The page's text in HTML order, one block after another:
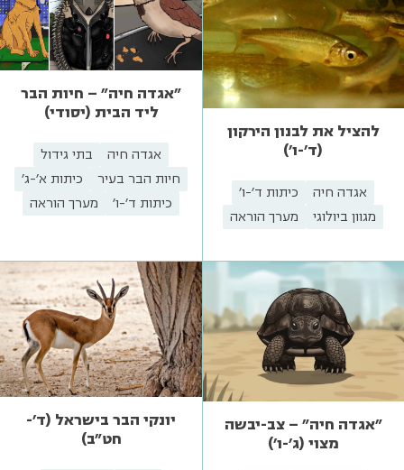
להציל את לבנון הירקון
(ד'-ו')
אגדה חיה
כיתות ד'-ו'
מגוון ביולוגי
מערך הוראה
"אגדה חיה" – חיות הבר
ליד הבית (יסודי)
אגדה חיה
בתי גידול
חיות הבר בעיר
כיתות א'-ג'
כיתות ד'-ו'
מערך הוראה
"אגדה חיה" – צב-יבשה
מצוי (ג'-ו')
יונקי הבר בישראל (ד'-
חט"ב)